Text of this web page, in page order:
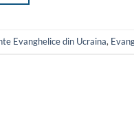
Evanghelice din Ucraina,